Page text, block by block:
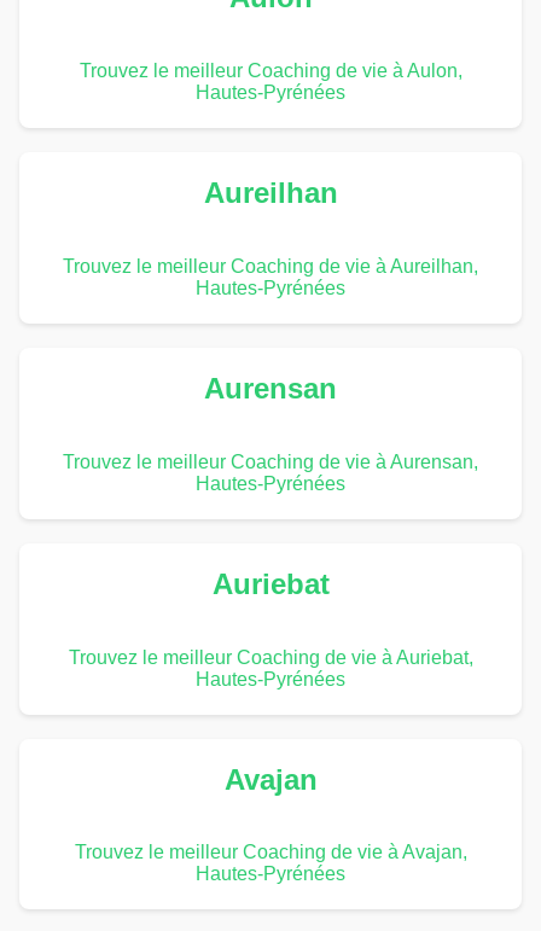
Trouvez le meilleur Coaching de vie à Aulon,
Hautes-Pyrénées
Aureilhan
Trouvez le meilleur Coaching de vie à Aureilhan,
Hautes-Pyrénées
Aurensan
Trouvez le meilleur Coaching de vie à Aurensan,
Hautes-Pyrénées
Auriebat
Trouvez le meilleur Coaching de vie à Auriebat,
Hautes-Pyrénées
Avajan
Trouvez le meilleur Coaching de vie à Avajan,
Hautes-Pyrénées